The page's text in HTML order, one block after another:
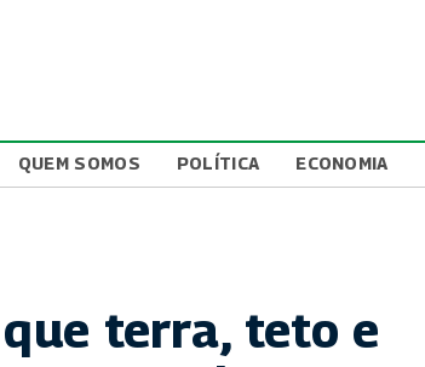
QUEM SOMOS POLÍTICA ECONOMIA
terra, teto e